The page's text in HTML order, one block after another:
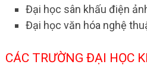
Đại học sân khấu điện
Đại học văn hóa nghệ
CÁC TRƯỜNG ĐẠI HỌC